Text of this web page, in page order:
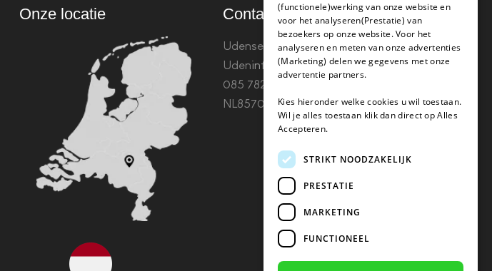
Onze locatie Contact
Udenseweg 8B 5405 PA
Udeninfo(@)koffie-tabletten.nlTel.
085 782 5578KvK 67529623 Btw:
NL857053759B01
(functionele)werking van onze website en
voor het analyseren(Prestatie) van
bezoekers op onze website. Voor het
analyseren en meten van onze advertenties
(Marketing) delen we gegevens met onze
advertentie partners.
Kies hieronder welke cookies u wil toestaan.
Wil je alles toestaan klik dan direct op Alles
Accepteren.
STRIKT NOODZAKELIJK
PRESTATIE
MARKETING
FUNCTIONEEL